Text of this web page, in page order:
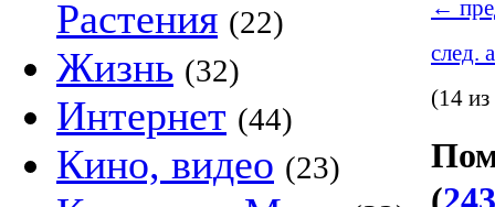
Растения (22)
Жизнь (32)
Интернет (44)
Кино, видео (23)
←
след.
(14